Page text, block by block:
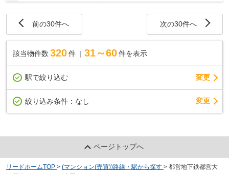
分。 3路線3駅利用可能な大変便利な立地に位置し...
前の30件へ 次の30件へ
該当物件数 320件 31～60 件を表示
駅で絞り込む 変更
絞り込み条件： なし 変更
ページトップへ
リードホームTOP > (マンション(売買))路線・駅から探す > 都営地下鉄都営大